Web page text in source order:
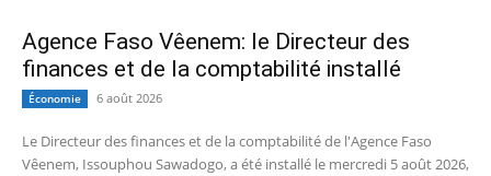
Agence Faso Vêenem: le Directeur des
finances et de la comptabilité installé
Économie 6 août 2026
Le Directeur des finances et de la comptabilité de l'Agence Faso
Vêenem, Issouphou Sawadogo, a été installé le mercredi 5 août 2026,